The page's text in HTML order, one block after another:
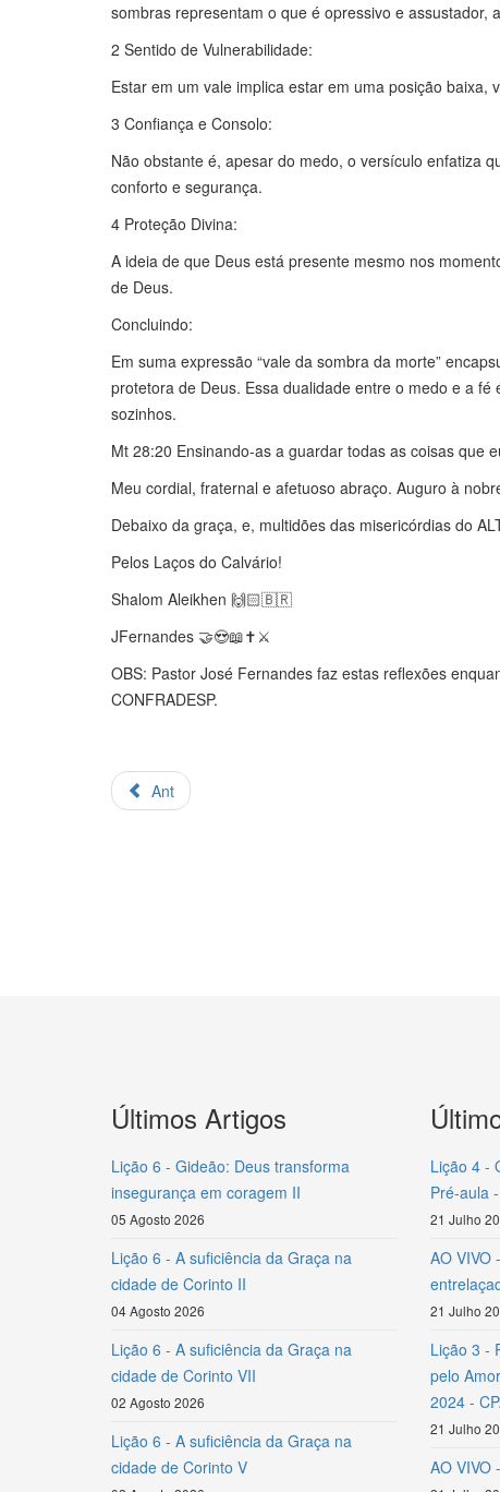
sombras representam o que é opressivo e
2 Sentido de Vulnerabilidade:
Estar em um vale implica estar em uma posição
3 Confiança e Consolo:
Não obstante é, apesar do medo, o versículo enfatiza
conforto e segurança.
4 Proteção Divina:
A ideia de que Deus está presente mesmo nos
de Deus.
Concluindo:
Em suma expressão “vale da sombra da morte”
protetora de Deus. Essa dualidade entre o medo e a
sozinhos.
Mt 28:20 Ensinando-as a guardar todas as coisas que
Meu cordial, fraternal e afetuoso abraço. Auguro à
Debaixo da graça, e, multidões das misericórdias do
Pelos Laços do Calvário!
Shalom Aleikhen 🙌🏻🇧🇷
JFernandes 🤝😍📖✝️⚔️
OBS: Pastor José Fernandes faz estas reflexões
CONFRADESP.
Ant
Últimos Artigos
Lição 6 - Gideão: Deus transforma
insegurança em coragem II
05 Agosto 2026
Lição 6 - A suficiência da Graça na
cidade de Corinto II
04 Agosto 2026
Lição 6 - A suficiência da Graça na
cidade de Corinto VII
02 Agosto 2026
Lição 6 - A suficiência da Graça na
cidade de Corinto V
Lição 4 -
Pré-aula
21 Julho
AO VIVO
21 Julho
Lição 3 -
pelo
2024 -
21 Julho
AO VIVO